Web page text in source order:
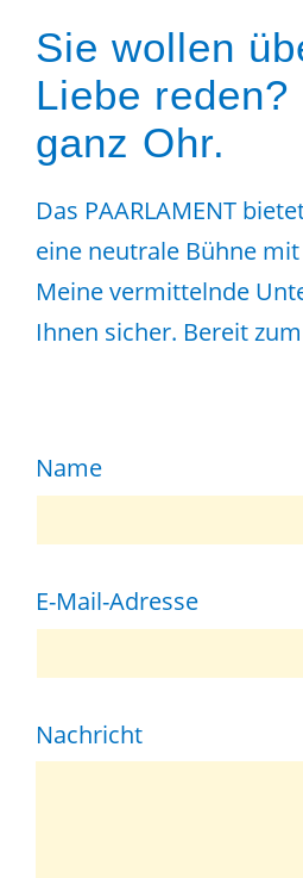
Sie wollen
Liebe reden?
ganz Ohr.
Das PAARLAMENT
eine neutrale Bühne
Meine vermittelnde
Ihnen sicher. Bereit zum
Name
E-Mail-Adresse
Nachricht